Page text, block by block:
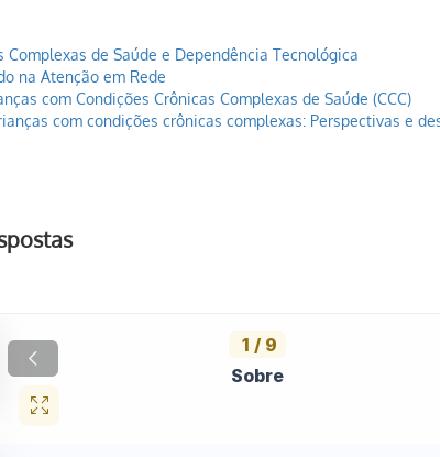
Complexas de Saúde e Dependência Tecnológica
na Atenção em Rede
com Condições Crônicas Complexas de Saúde (CCC)
com condições crônicas complexas: Perspectivas e